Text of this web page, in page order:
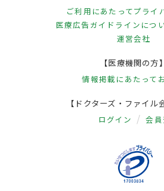
ご利用にあたってプライ
医療広告ガイドラインにつ
運営会社
【医療機関の方】
情報掲載にあたって
【ドクターズ・ファイル
ログイン 会